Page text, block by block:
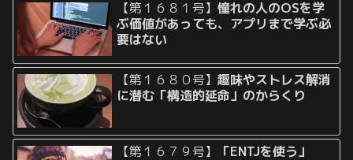
【第１６８１号】憧れの人のOSを学
ぶ価値があっても、アプリまで学ぶ必
要はない
【第１６８０号】趣味やストレス解消
に潜む「構造的延命」のからくり
【第１６７９号】
「ENTJを使う」